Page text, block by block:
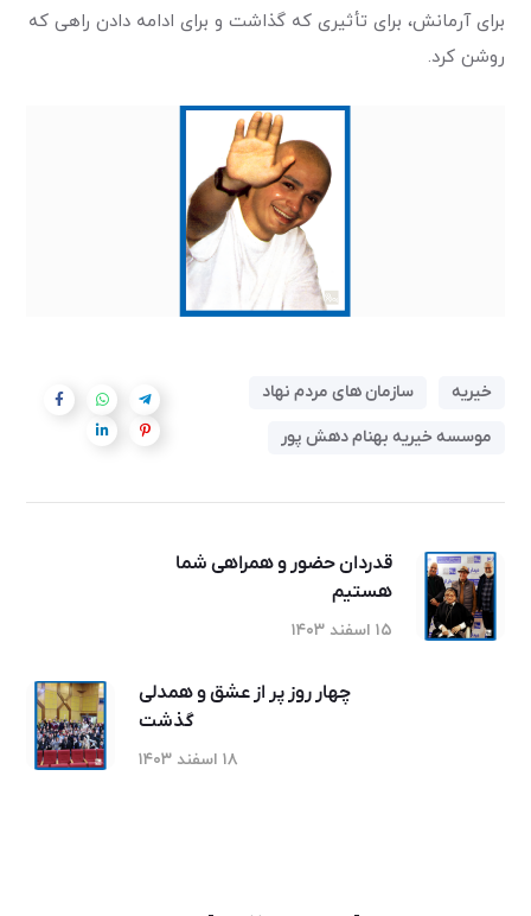
برای آرمانش، برای تأثیری که گذاشت و برای ادامه دادن راهی که
روشن کرد.
خیریه
سازمان های مردم نهاد
موسسه خیریه بهنام دهش پور
قدردان حضور و همراهی شما
هستیم
۱۵ اسفند ۱۴۰۳
چهار روز پر از عشق و همدلی
گذشت
۱۸ اسفند ۱۴۰۳